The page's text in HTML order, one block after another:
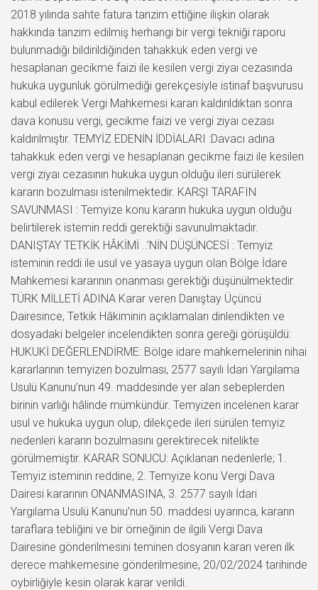
2018 yılında sahte fatura tanzim ettiğine ilişkin olarak
hakkında tanzim edilmiş herhangi bir vergi tekniği raporu
bulunmadığı bildirildiğinden tahakkuk eden vergi ve
hesaplanan gecikme faizi ile kesilen vergi ziyaı cezasında
hukuka uygunluk görülmediği gerekçesiyle istinaf başvurusu
kabul edilerek Vergi Mahkemesi kararı kaldırıldıktan sonra
dava konusu vergi, gecikme faizi ve vergi ziyaı cezası
kaldırılmıştır. TEMYİZ EDENİN İDDİALARI :Davacı adına
tahakkuk eden vergi ve hesaplanan gecikme faizi ile kesilen
vergi ziyaı cezasının hukuka uygun olduğu ileri sürülerek
kararın bozulması istenilmektedir. KARŞI TARAFIN
SAVUNMASI : Temyize konu kararın hukuka uygun olduğu
belirtilerek istemin reddi gerektiği savunulmaktadır.
DANIŞTAY TETKİK HÂKİMİ ..’NİN DÜŞÜNCESİ : Temyiz
isteminin reddi ile usul ve yasaya uygun olan Bölge İdare
Mahkemesi kararının onanması gerektiği düşünülmektedir.
TÜRK MİLLETİ ADINA Karar veren Danıştay Üçüncü
Dairesince, Tetkik Hâkiminin açıklamaları dinlendikten ve
dosyadaki belgeler incelendikten sonra gereği görüşüldü:
HUKUKİ DEĞERLENDİRME: Bölge idare mahkemelerinin nihai
kararlarının temyizen bozulması, 2577 sayılı İdari Yargılama
Usulü Kanunu’nun 49. maddesinde yer alan sebeplerden
birinin varlığı hâlinde mümkündür. Temyizen incelenen karar
usul ve hukuka uygun olup, dilekçede ileri sürülen temyiz
nedenleri kararın bozulmasını gerektirecek nitelikte
görülmemiştir. KARAR SONUCU: Açıklanan nedenlerle; 1.
Temyiz isteminin reddine, 2. Temyize konu Vergi Dava
Dairesi kararının ONANMASINA, 3. 2577 sayılı İdari
Yargılama Usulü Kanunu’nun 50. maddesi uyarınca, kararın
taraflara tebliğini ve bir örneğinin de ilgili Vergi Dava
Dairesine gönderilmesini teminen dosyanın kararı veren ilk
derece mahkemesine gönderilmesine, 20/02/2024 tarihinde
oybirliğiyle kesin olarak karar verildi.